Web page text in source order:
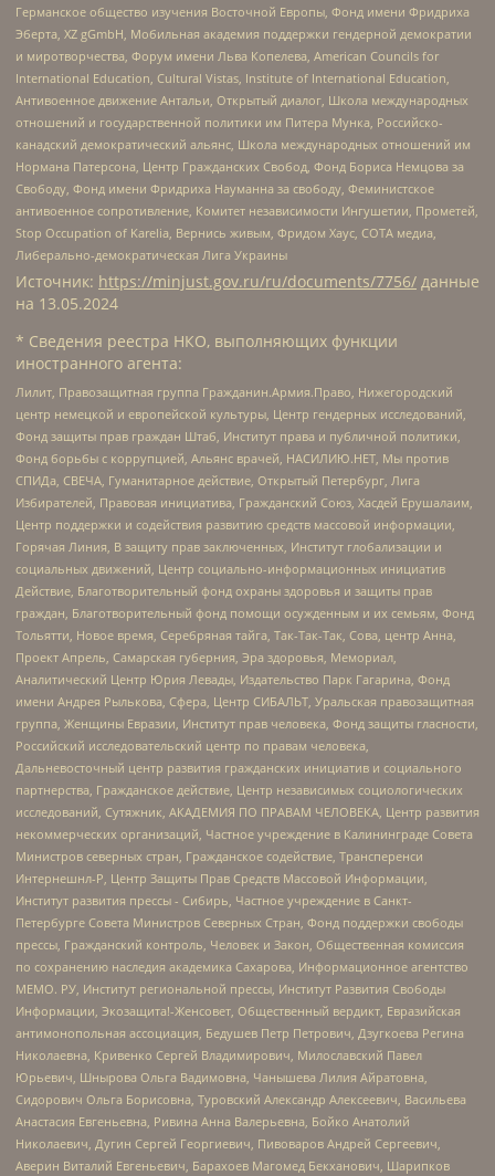
Германское общество изучения Восточной Европы, Фонд имени Фридриха
Эберта, XZ gGmbH, Мобильная академия поддержки гендерной демократии
и миротворчества, Форум имени Льва Копелева, American Councils for
International Education, Cultural Vistas, Institute of International Education,
Антивоенное движение Антальи, Открытый диалог, Школа международных
отношений и государственной политики им Питера Мунка, Российско-
канадский демократический альянс, Школа международных отношений им
Нормана Патерсона, Центр Гражданских Свобод, Фонд Бориса Немцова за
Свободу, Фонд имени Фридриха Науманна за свободу, Феминистское
антивоенное сопротивление, Комитет независимости Ингушетии, Прометей,
Stop Occupation of Karelia, Вернись живым, Фридом Хаус, СОТА медиа,
Либерально-демократическая Лига Украины
Источник: https://minjust.gov.ru/ru/documents/7756/ данные
на 13.05.2024
* Сведения реестра НКО, выполняющих функции
иностранного агента:
Лилит, Правозащитная группа Гражданин.Армия.Право, Нижегородский
центр немецкой и европейской культуры, Центр гендерных исследований,
Фонд защиты прав граждан Штаб, Институт права и публичной политики,
Фонд борьбы с коррупцией, Альянс врачей, НАСИЛИЮ.НЕТ, Мы против
СПИДа, СВЕЧА, Гуманитарное действие, Открытый Петербург, Лига
Избирателей, Правовая инициатива, Гражданский Союз, Хасдей Ерушалаим,
Центр поддержки и содействия развитию средств массовой информации,
Горячая Линия, В защиту прав заключенных, Институт глобализации и
социальных движений, Центр социально-информационных инициатив
Действие, Благотворительный фонд охраны здоровья и защиты прав
граждан, Благотворительный фонд помощи осужденным и их семьям, Фонд
Тольятти, Новое время, Серебряная тайга, Так-Так-Так, Сова, центр Анна,
Проект Апрель, Самарская губерния, Эра здоровья, Мемориал,
Аналитический Центр Юрия Левады, Издательство Парк Гагарина, Фонд
имени Андрея Рылькова, Сфера, Центр СИБАЛЬТ, Уральская правозащитная
группа, Женщины Евразии, Институт прав человека, Фонд защиты гласности,
Российский исследовательский центр по правам человека,
Дальневосточный центр развития гражданских инициатив и социального
партнерства, Гражданское действие, Центр независимых социологических
исследований, Сутяжник, АКАДЕМИЯ ПО ПРАВАМ ЧЕЛОВЕКА, Центр развития
некоммерческих организаций, Частное учреждение в Калининграде Совета
Министров северных стран, Гражданское содействие, Трансперенси
Интернешнл-Р, Центр Защиты Прав Средств Массовой Информации,
Институт развития прессы - Сибирь, Частное учреждение в Санкт-
Петербурге Совета Министров Северных Стран, Фонд поддержки свободы
прессы, Гражданский контроль, Человек и Закон, Общественная комиссия
по сохранению наследия академика Сахарова, Информационное агентство
МЕМО. РУ, Институт региональной прессы, Институт Развития Свободы
Информации, Экозащита!-Женсовет, Общественный вердикт, Евразийская
антимонопольная ассоциация, Бедушев Петр Петрович, Дзугкоева Регина
Николаевна, Кривенко Сергей Владимирович, Милославский Павел
Юрьевич, Шнырова Ольга Вадимовна, Чанышева Лилия Айратовна,
Сидорович Ольга Борисовна, Туровский Александр Алексеевич, Васильева
Анастасия Евгеньевна, Ривина Анна Валерьевна, Бойко Анатолий
Николаевич, Дугин Сергей Георгиевич, Пивоваров Андрей Сергеевич,
Аверин Виталий Евгеньевич, Барахоев Магомед Бекханович, Шарипков